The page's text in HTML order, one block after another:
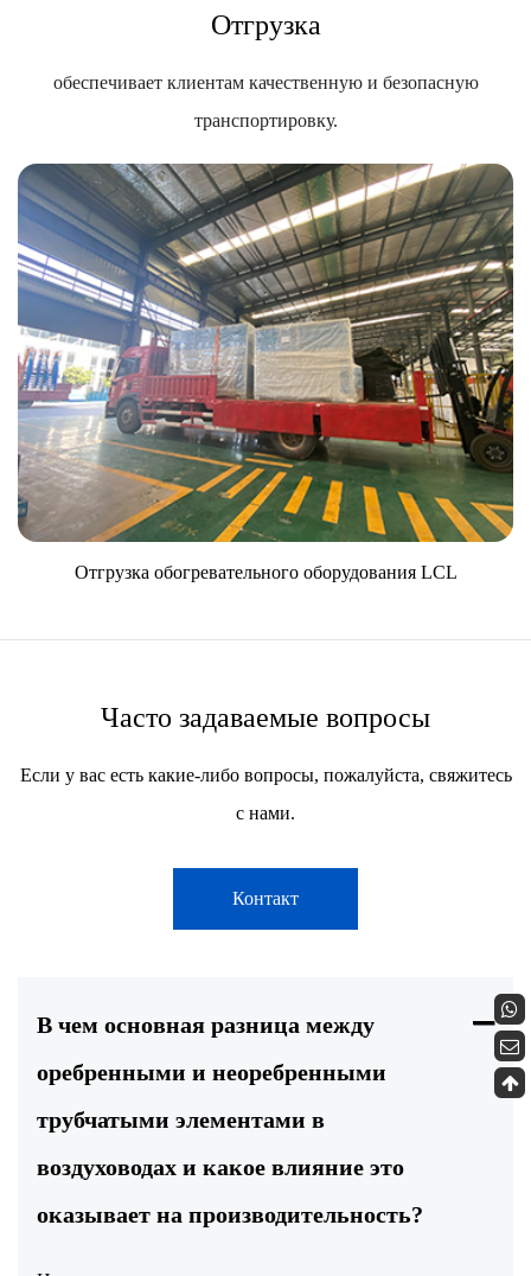
Отгрузка
обеспечивает клиентам качественную и безопасную
транспортировку.
Отгрузка обогревательного оборудования LCL
Часто задаваемые вопросы
Если у вас есть какие-либо вопросы, пожалуйста, свяжитесь
с нами.
Контакт
В чем основная разница между
оребренными и неоребренными
трубчатыми элементами в
воздуховодах и какое влияние это
оказывает на производительность?